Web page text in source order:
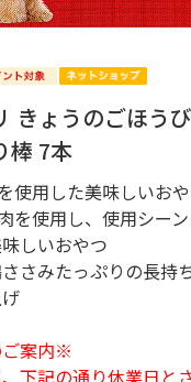
きょうのごほう
棒 7本
使用した美味しいお
を使用し、使用シー
しいおやつ
さみたっぷりの長持
案内※
下記の通り休業日と